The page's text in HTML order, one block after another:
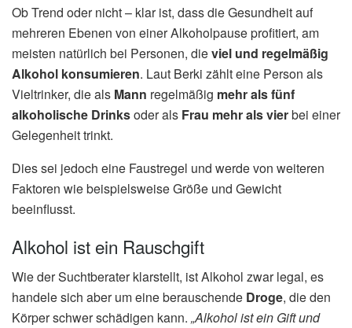
Ob Trend oder nicht – klar ist, dass die Gesundheit auf
mehreren Ebenen von einer Alkoholpause profitiert, am
meisten natürlich bei Personen, dieviel und regelmäßig
Alkohol konsumieren. Laut Berki zählt eine Person als
Vieltrinker, die als Mann regelmäßig mehr als fünf
alkoholische Drinksoder als Frau mehr als vierbei einer
Gelegenheit trinkt.
Dies sei jedoch eine Faustregel und werde von weiteren
Faktoren wie beispielsweise Größe und Gewicht
beeinflusst.
Alkohol ist ein Rauschgift
Wie der Suchtberater klarstellt, ist Alkohol zwar legal, es
handele sich aber um eine berauschende Droge, die den
Körper schwer schädigen kann. „Alkohol ist ein Gift und